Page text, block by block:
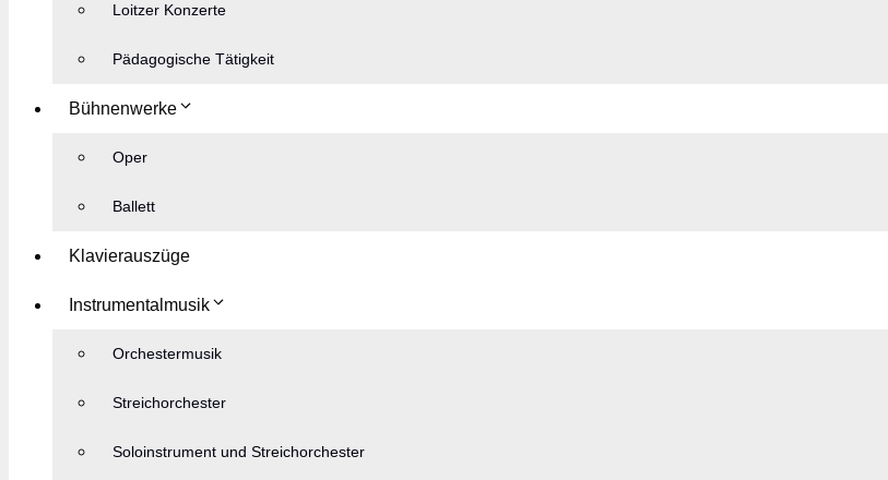
Loitzer Konzerte
Pädagogische Tätigkeit
Bühnenwerke
Oper
Ballett
Klavierauszüge
Instrumentalmusik
Orchestermusik
Streichorchester
Soloinstrument und Streichorchester